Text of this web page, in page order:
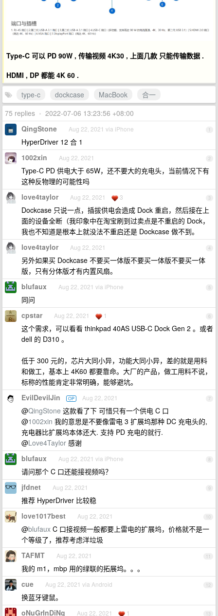
Type-C 可以 PD 90W , 传输视频 4K30 , 上面几款 只能传输数据 .
HDMI , DP 都能 4K 60 .
type-c
dockcase MacBook
合一
75 replies • 2022-07-06 13:23:56 +08:00
1
QingStone Aug 22, 2021 via iPhone
HyperDriver 12 合 1
2
1002xin Aug 22, 2021
Type-C PD 供电大于 65W，还不要大的充电头，当前情况下有
这种反物理的可能性吗
3
love4taylor Aug 22, 2021 3
Dockcase 只说一点，插拔供电会造成 Dock 重启，然后接在上
面的设备全断（我印象中在淘宝刷到过卖点是不重启的 Dock，
我也不知道是根本上就没法不重启还是 Dockcase 做不到。
4
love4taylor Aug 22, 2021
另外如果买 Dockcase 不要买一体版不要买一体版不要买一体
版，只有分体版才有内置风扇。
5
blufaux Aug 22, 2021 via iPhone
同问
6
cpstar Aug 22, 2021 1
这个需求，可以看看 thinkpad 40AS USB-C Dock Gen 2 。或者
dell 的 D310 。
低于 300 元的，芯片大同小异，功能大同小异，差的就是用料
和做工，基本上 4K60 都要靠命。大厂的产品，做工用料不说，
标称的性能肯定非常明确，能够避坑。
7
EvilDevilJin OP Aug 22, 2021
@QingStone 这款看了下 可惜只有一个供电 C 口
@1002xin 我的意思是不要像雷电 3 扩展坞那种 DC 充电头的,
充电器比扩展坞本体还大. 支持 PD 充电的就行.
@Love4Taylor 感谢
8
blufaux Aug 22, 2021 via iPhone
请问那个 C 口还能接视频吗？
9
jfdnet Aug 22, 2021
推荐 HyperDriver 比较稳
10
love1017best Aug 22, 2021
@blufaux C 口接视频一般都要上雷电的扩展坞，价格就不是一
个等级了，推荐考虑洋垃圾
11
TAFMT Aug 22, 2021
我的 m1，mbp 用的绿联的拓展坞。。。
12
cue Aug 22, 2021 via Android
换蓝牙键鼠。
13
oNuGrInDiNg Aug 22, 2021 1